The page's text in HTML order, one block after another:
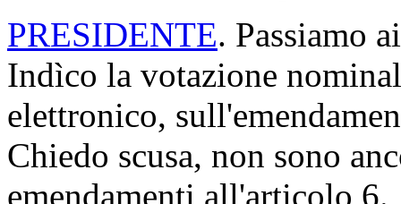
PRESIDENTE. Passiamo
Indìco la votazione
elettronico,
Chiedo scusa, non sono
emendamenti all'articolo 6.